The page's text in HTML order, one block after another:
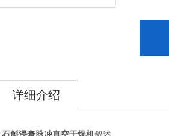
详细介绍